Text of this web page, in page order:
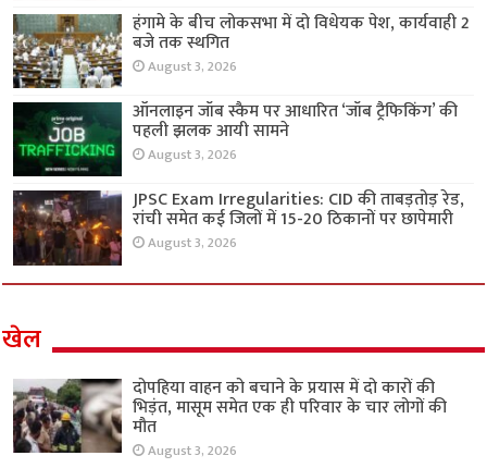
हंगामे के बीच लोकसभा में दो विधेयक पेश, कार्यवाही 2
बजे तक स्थगित
August 3, 2026
ऑनलाइन जॉब स्कैम पर आधारित ‘जॉब ट्रैफिकिंग’ की
पहली झलक आयी सामने
August 3, 2026
JPSC Exam Irregularities: CID की ताबड़तोड़ रेड,
रांची समेत कई जिलों में 15-20 ठिकानों पर छापेमारी
August 3, 2026
खेल
दोपहिया वाहन को बचाने के प्रयास में दो कारों की
भिड़ंत, मासूम समेत एक ही परिवार के चार लोगों की
मौत
August 3, 2026